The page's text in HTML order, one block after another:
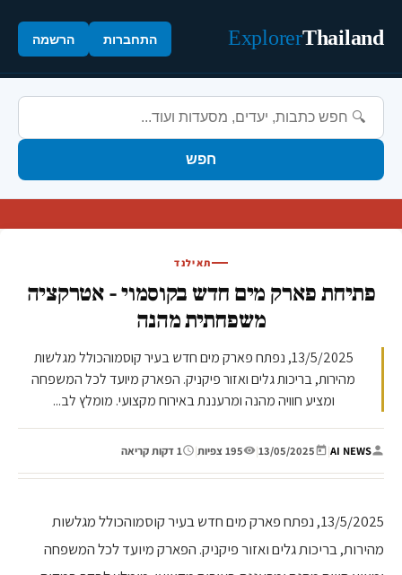
Thailand
Explorer התחברות הרשמה
חפש
תאילנד
פתיחת פארק מים חדש בקוסמוי - אטרקציה
משפחתית מהנה
13/5/2025, נפתח פארק מים חדש בעיר קוסמוהכולל מגלשות
מהירות, בריכות גלים ואזור פיקניק. הפארק מיועד לכל המשפחה
ומציע חוויה מהנה ומרעננת באירוח מקצועי. מומלץ לב...
AI NEWS
|
13/05/2025
| 195 צפיות | 1 דקות קריאה
13/5/2025, נפתח פארק מים חדש בעיר קוסמוהכולל מגלשות
מהירות, בריכות גלים ואזור פיקניק. הפארק מיועד לכל המשפחה